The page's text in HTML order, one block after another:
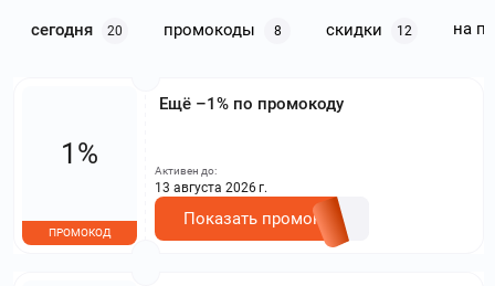
сегодня 20 промокоды 8 скидки 12 на
Ещё –1% по промокоду
1%
ПРОМОКОД
Активен до:
13 августа 2026 г.
Показать промокод